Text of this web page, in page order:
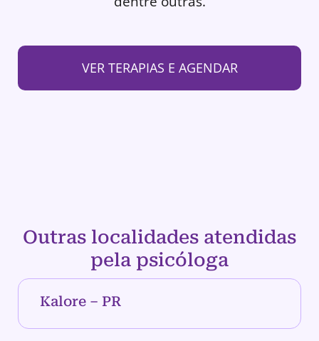
VER TERAPIAS E AGENDAR
Outras localidades atendidas
pela psicóloga
Kalore – PR